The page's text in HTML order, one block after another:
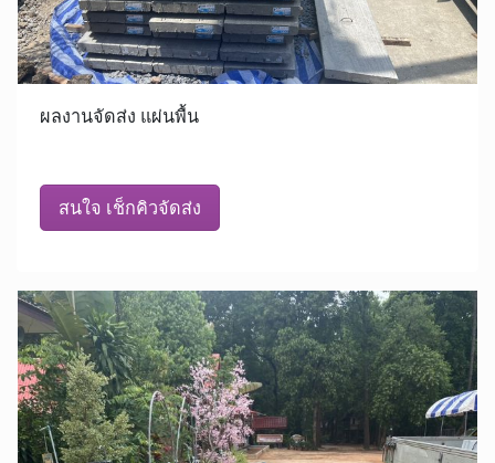
ผลงานจัดส่ง แผ่นพื้น
สนใจ เช็กคิวจัดส่ง